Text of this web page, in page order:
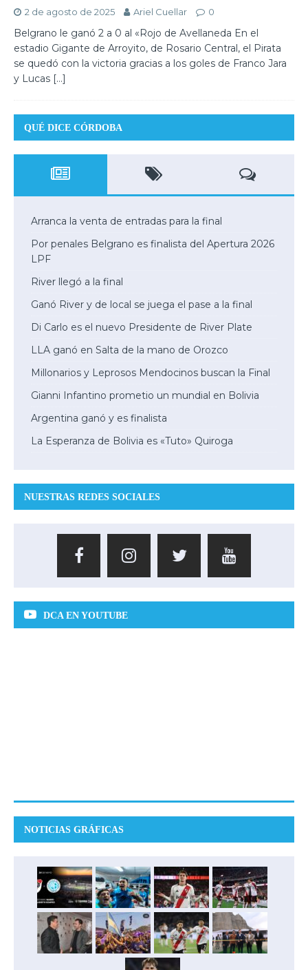
2 de agosto de 2025 Ariel Cuellar 0
Belgrano le ganó 2 a 0 al «Rojo de Avellaneda En el
estadio Gigante de Arroyito, de Rosario Central, el Pirata
se quedó con la victoria gracias a los goles de Franco Jara
y Lucas […]
QUÉ DICE CÓRDOBA
Arranca la venta de entradas para la final
Por penales Belgrano es finalista del Apertura 2026
LPF
River llegó a la final
Ganó River y de local se juega el pase a la final
Di Carlo es el nuevo Presidente de River Plate
LLA ganó en Salta de la mano de Orozco
Millonarios y Leprosos Mendocinos buscan la Final
Gianni Infantino prometio un mundial en Bolivia
Argentina ganó y es finalista
La Esperanza de Bolivia es «Tuto» Quiroga
NUESTRAS REDES SOCIALES
DCA EN YOUTUBE
NOTICIAS GRÁFICAS